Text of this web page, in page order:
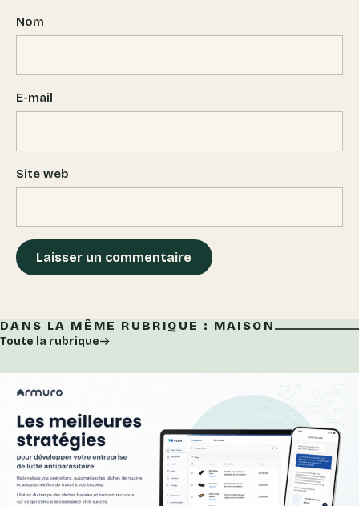
Nom
E-mail
Site web
DANS LA MÊME RUBRIQUE : MAISON
Toute la rubrique